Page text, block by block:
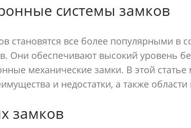
системы замков
становятся все более популярными в
Они обеспечивают высокий уровень
механические замки. В этой
и недостатки, а также
замков